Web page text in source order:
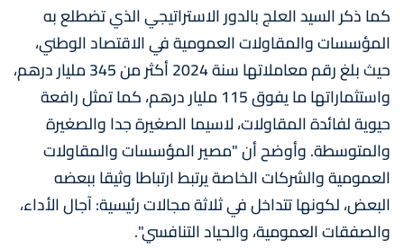
كما ذكر السيد العلج بالدور الاستراتيجي الذي تضطلع به
المؤسسات والمقاولات العمومية في الاقتصاد الوطني،
حيث بلغ رقم معاملاتها سنة 2024 أكثر من 345 مليار درهم،
واستثماراتها ما يفوق 115 مليار درهم، كما تمثل رافعة
حيوية لفائدة المقاولات، لاسيما الصغيرة جدا والصغيرة
والمتوسطة. وأوضح أن "مصير المؤسسات والمقاولات
العمومية والشركات الخاصة يرتبط ارتباطا وثيقا ببعضه
البعض، لكونها تتداخل في ثلاثة مجالات رئيسية: آجال الأداء،
والصفقات العمومية، والحياد التنافسي".